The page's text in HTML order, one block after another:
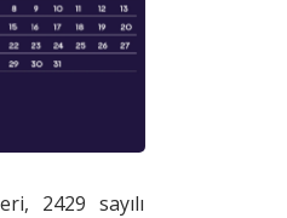
dönemde
sürdürebilme
2429 sayılı